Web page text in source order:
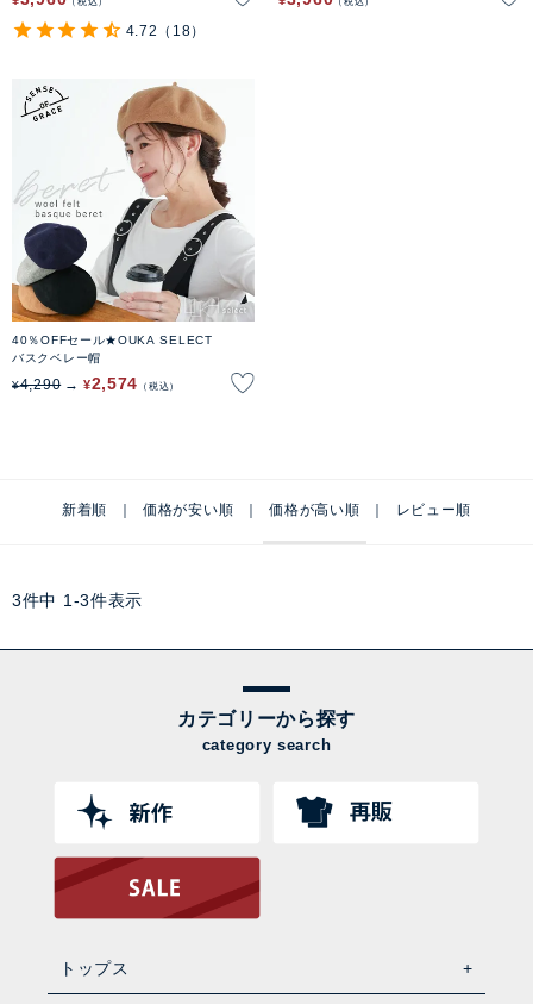
4.72 （18）
40％OFFセール★OUKA SELECT
バスクベレー帽
¥4,290 ¥2,574 税込
新着順 価格が安い順 価格が高い順 レビュー順
3件中 1 -3件表示
カテゴリーから探す
category search
トップス